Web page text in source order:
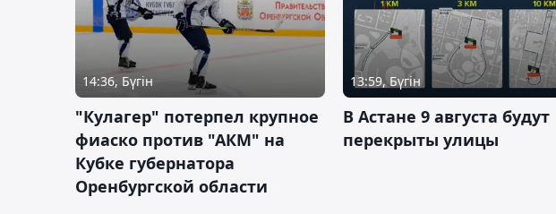
14:36, Бүгін
"Кулагер" потерпел крупное
фиаско против "АКМ" на
Кубке губернатора
Оренбургской области
13:59, Бүгін
В Астане 9 августа будут
перекрыты улицы